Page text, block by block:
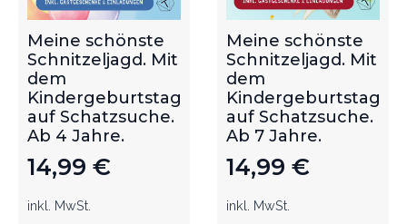
Meine schönste
Schnitzeljagd. Mit
dem
Kindergeburtstag
auf Schatzsuche.
Ab 4 Jahre.
14,99 €
inkl. MwSt.
Meine schönste
Schnitzeljagd. Mit
dem
Kindergeburtstag
auf Schatzsuche.
Ab 7 Jahre.
14,99 €
inkl. MwSt.